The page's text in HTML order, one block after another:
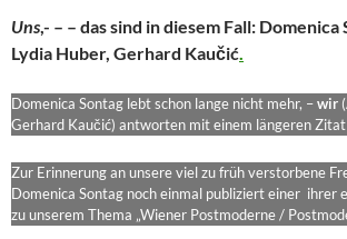
Uns,- – – das sind in diesem Fall: Domenica
Lydia Huber, Gerhard Kaučić.
Domenica Sontag lebt schon lange nicht mehr, –wir
Gerhard Kaučić) antworten mit einem längeren Zitat
Zur Erinnerung an unsere viel zu früh verstorbene
Domenica Sontag noch einmal publiziert einer ihrer
zu unserem Thema „Wiener Postmoderne /